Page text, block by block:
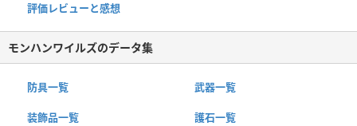
評価レビューと感想
モンハンワイルズのデータ集
防具一覧 武器一覧
装飾品一覧 護石一覧